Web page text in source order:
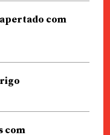
com
com